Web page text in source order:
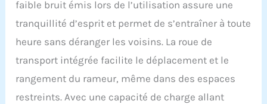
SCIENTIVE
ERGONOMIQUE: le rameur
et d'une hauteur de rail
surélevée. Le siège est à
32 cm du sol, ce qui aide
à réduire la pression sur
les genoux et le dos. Cela
faible bruit émis lors de l’utilisation assure une
tranquillité d’esprit et permet de s’entraîner à toute
heure sans déranger les voisins. La roue de
transport intégrée facilite le déplacement et le
rangement du rameur, même dans des espaces
restreints. Avec une capacité de charge allant